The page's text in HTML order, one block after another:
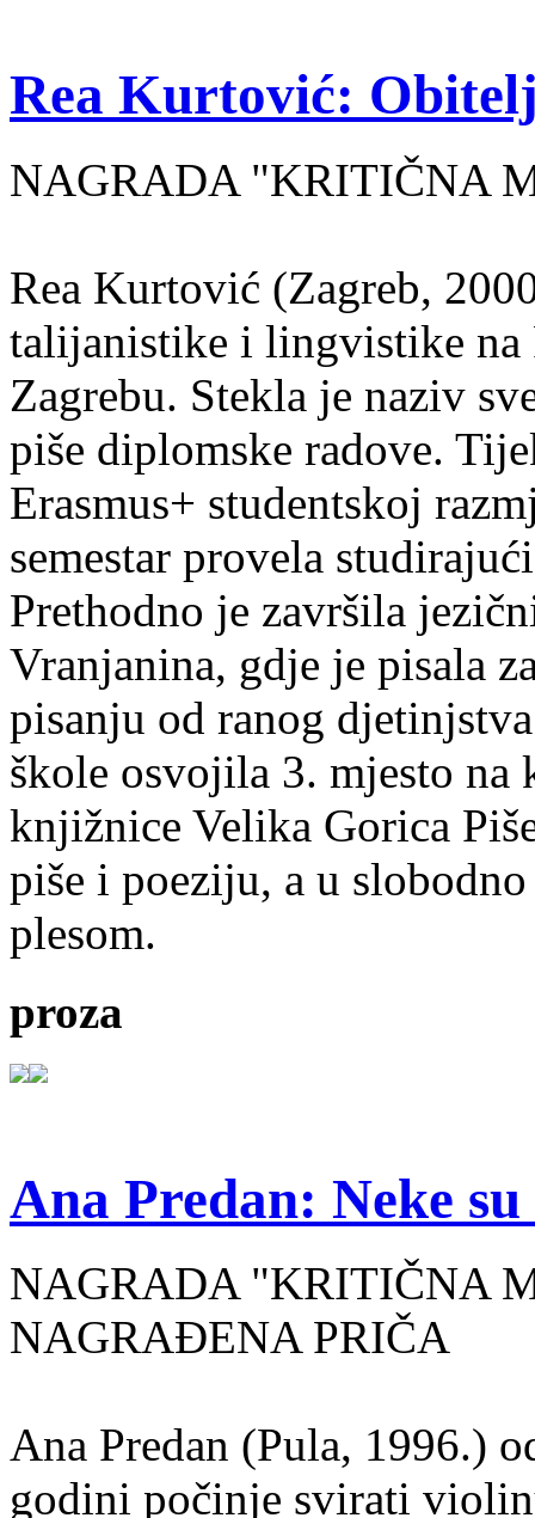
Rea Kurtović:
NAGRADA "KRITIČNA
Rea Kurtović (Zagreb,
talijanistike i lingvistike
Zagrebu. Stekla je naziv
piše diplomske radove.
Erasmus+ studentskoj
semestar provela
Prethodno je završila
Vranjanina, gdje je pisala
pisanju od ranog
škole osvojila 3. mjesto na
knjižnice Velika Gorica
piše i poeziju, a u
plesom.
proza
Ana Predan: Neke
NAGRADA "KRITIČNA
NAGRAĐENA PRIČA
Ana Predan (Pula, 1996.)
godini počinje svirati